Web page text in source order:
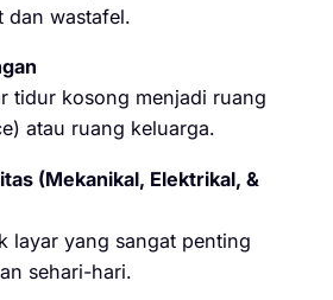
dan wastafel.
tidur kosong menjadi ruang
atau ruang keluarga.
(Mekanikal, Elektrikal, &
layar yang sangat penting
sehari-hari.